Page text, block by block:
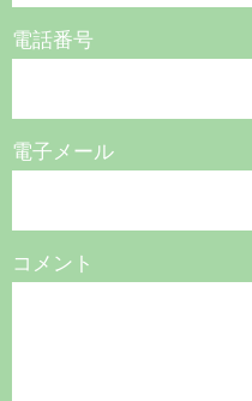
電話番号
電子メール
コメント